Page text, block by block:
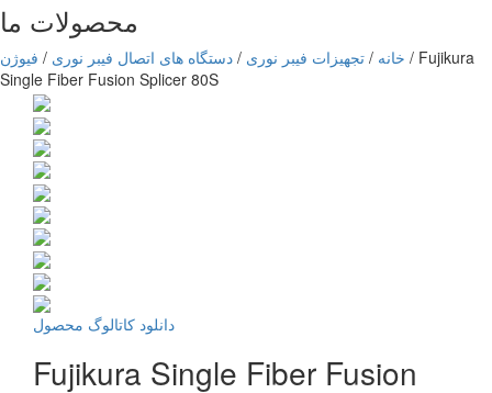
محصولات ما
خانه / تجهیزات فیبر نوری / دستگاه های اتصال فیبر نوری / فیوژن / Fujikura
Single Fiber Fusion Splicer 80S
دانلود کاتالوگ محصول
Fujikura Single Fiber Fusion